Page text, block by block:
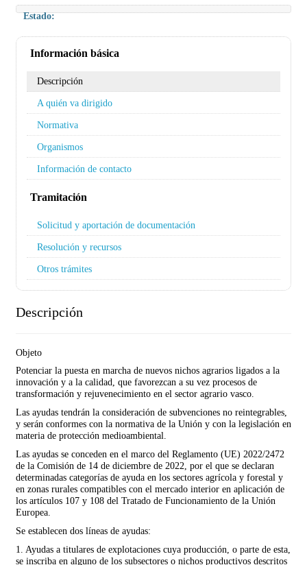
Estado:
Información básica
Descripción
A quién va dirigido
Normativa
Organismos
Información de contacto
Tramitación
Solicitud y aportación de documentación
Resolución y recursos
Otros trámites
Descripción
Objeto
Potenciar la puesta en marcha de nuevos nichos agrarios ligados a la
innovación y a la calidad, que favorezcan a su vez procesos de
transformación y rejuvenecimiento en el sector agrario vasco.
Las ayudas tendrán la consideración de subvenciones no reintegrables,
y serán conformes con la normativa de la Unión y con la legislación en
materia de protección medioambiental.
Las ayudas se conceden en el marco del Reglamento (UE) 2022/2472
de la Comisión de 14 de diciembre de 2022, por el que se declaran
determinadas categorías de ayuda en los sectores agrícola y forestal y
en zonas rurales compatibles con el mercado interior en aplicación de
los artículos 107 y 108 del Tratado de Funcionamiento de la Unión
Europea.
Se establecen dos líneas de ayudas:
1. Ayudas a titulares de explotaciones cuya producción, o parte de esta,
se inscriba en alguno de los subsectores o nichos productivos descritos